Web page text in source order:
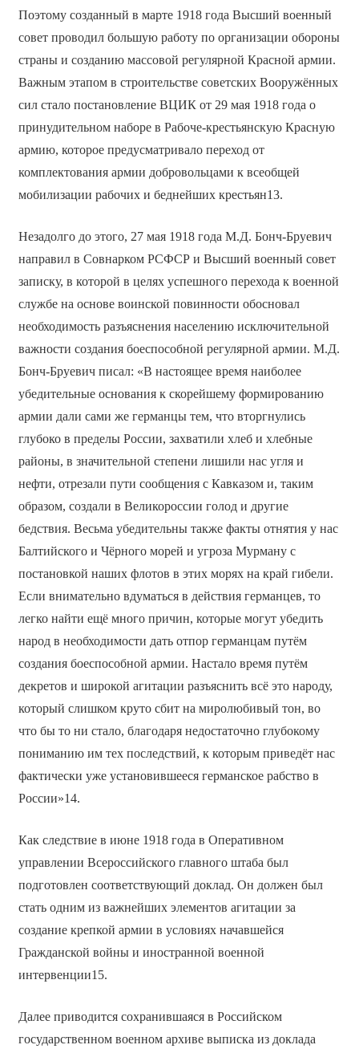
Поэтому созданный в марте 1918 года Высший военный
совет проводил большую работу по организации обороны
страны и созданию массовой регулярной Красной армии.
Важным этапом в строительстве советских Вооружённых
сил стало постановление ВЦИК от 29 мая 1918 года о
принудительном наборе в Рабоче-крестьянскую Красную
армию, которое предусматривало переход от
комплектования армии добровольцами к всеобщей
мобилизации рабочих и беднейших крестьян13.
Незадолго до этого, 27 мая 1918 года М.Д. Бонч-Бруевич
направил в Совнарком РСФСР и Высший военный совет
записку, в которой в целях успешного перехода к военной
службе на основе воинской повинности обосновал
необходимость разъяснения населению исключительной
важности создания боеспособной регулярной армии. М.Д.
Бонч-Бруевич писал: «В настоящее время наиболее
убедительные основания к скорейшему формированию
армии дали сами же германцы тем, что вторгнулись
глубоко в пределы России, захватили хлеб и хлебные
районы, в значительной степени лишили нас угля и
нефти, отрезали пути сообщения с Кавказом и, таким
образом, создали в Великороссии голод и другие
бедствия. Весьма убедительны также факты отнятия у нас
Балтийского и Чёрного морей и угроза Мурману с
постановкой наших флотов в этих морях на край гибели.
Если внимательно вдуматься в действия германцев, то
легко найти ещё много причин, которые могут убедить
народ в необходимости дать отпор германцам путём
создания боеспособной армии. Настало время путём
декретов и широкой агитации разъяснить всё это народу,
который слишком круто сбит на миролюбивый тон, во
что бы то ни стало, благодаря недостаточно глубокому
пониманию им тех последствий, к которым приведёт нас
фактически уже установившееся германское рабство в
России»14.
Как следствие в июне 1918 года в Оперативном
управлении Всероссийского главного штаба был
подготовлен соответствующий доклад. Он должен был
стать одним из важнейших элементов агитации за
создание крепкой армии в условиях начавшейся
Гражданской войны и иностранной военной
интервенции15.
Далее приводится сохранившаяся в Российском
государственном военном архиве выписка из доклада